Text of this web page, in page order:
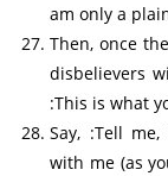
am only a
Then, once
disbelievers
:This is what
Say, :Tell
with me (as